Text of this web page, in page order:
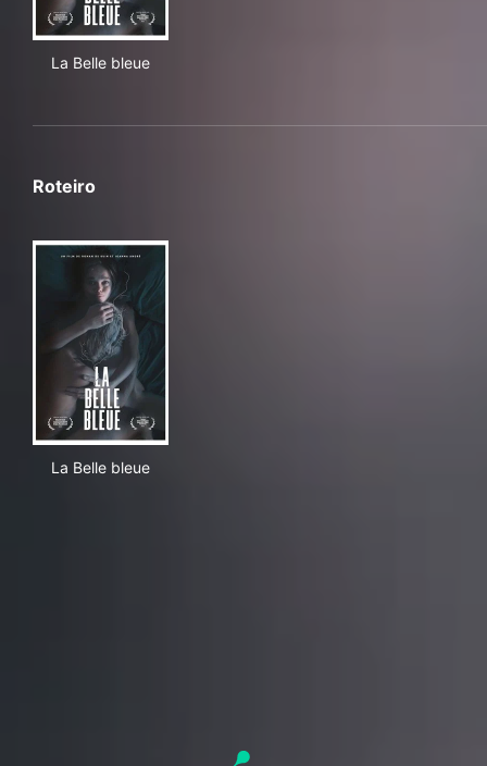
La Belle bleue
Roteiro
La Belle bleue